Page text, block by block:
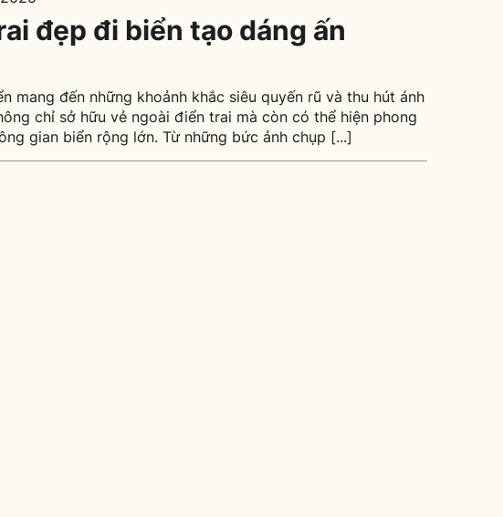
đẹp đi biển tạo dáng ấn
mang đến những khoảnh khắc siêu quyến rũ và thu hút ánh
chỉ sở hữu vẻ ngoài điển trai mà còn có thể hiện phong
gian biển rộng lớn. Từ những bức ảnh chụp [...]